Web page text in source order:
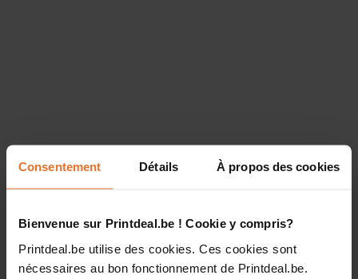
Consentement Détails À propos des cookies
Bienvenue sur Printdeal.be ! Cookie y compris?
Printdeal.be utilise des cookies. Ces cookies sont
nécessaires au bon fonctionnement de Printdeal.be.